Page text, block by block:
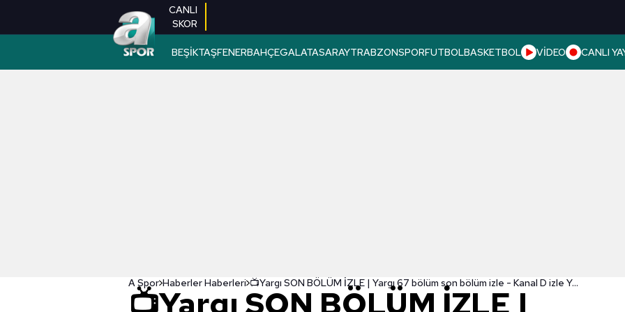
CANLI
SKOR
BEŞİKTAŞFENERBAHÇEGALATASARAYTRABZONSPORFUTBOLBASKETBOL VİDEO CANLI
A Spor Haberler Haberleri 📺Yargı SON BÖLÜM İZLE | Yargı 67 bölüm son bölüm izle - Kanal D izle Yargı tek parça full izle
📺Yargı SON BÖLÜM İZLE |